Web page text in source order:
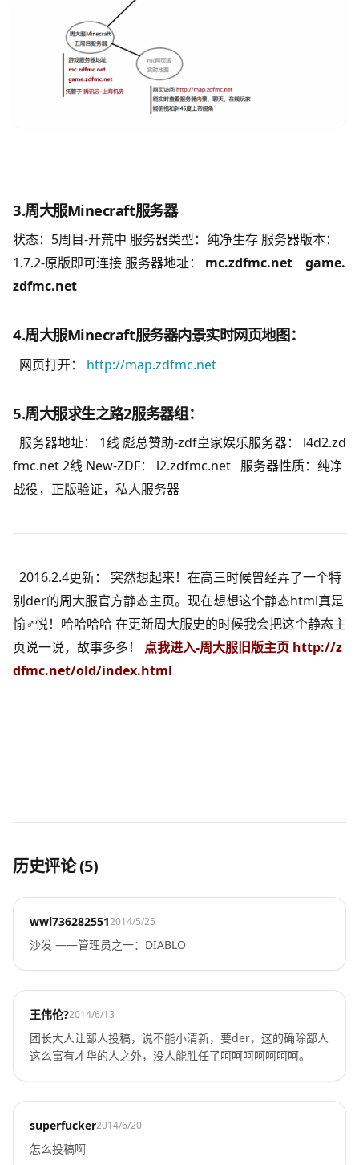
3.周大服Minecraft服务器
状态：5周目-开荒中 服务器类型：纯净生存 服务器版本：
1.7.2-原版即可连接 服务器地址：
mc.zdfmc.net game.
zdfmc.net
4.周大服Minecraft服务器内景实时网页地图：
网页打开： http://map.zdfmc.net
5.周大服求生之路2服务器组：
服务器地址： 1线 彪总赞助-zdf皇家娱乐服务器： l4d2.zd
fmc.net 2线 New-ZDF： l2.zdfmc.net 服务器性质：纯净
战役，正版验证， 私人服务器
2016.2.4更新： 突然想起来！在高三时候曾经弄了一个特
别der的周大服官方静态主页。现在想想这个静态html真是
愉♂悦！哈哈哈哈 在更新周大服史的时候我会把这个静态主
页说一说，故事多多！ 点我进入-周大服旧版主页 http://z
dfmc.net/old/index.html
历史评论 (5)
wwl7362825512014/5/25
沙发 ——管理员之一：DIABLO
王伟伦?2014/6/13
团长大人让鄙人投稿，说不能小清新，要der，这的确除鄙人
这么富有才华的人之外，没人能胜任了呵呵呵呵呵呵呵。
superfucker2014/6/20
怎么投稿啊